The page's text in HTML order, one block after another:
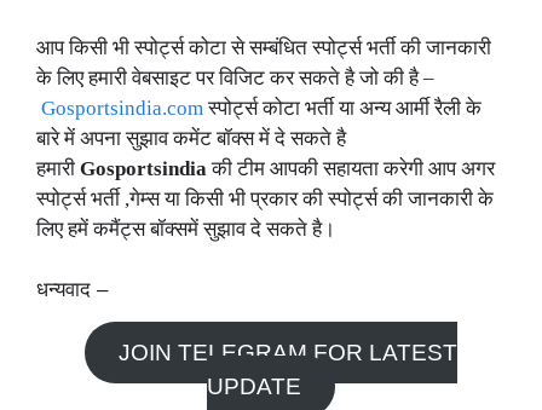
आप किसी भी स्पोर्ट्स कोटा से सम्बंधित स्पोर्ट्स भर्ती की जानकारी
के लिए हमारी वेबसाइट पर विजिट कर सकते है जो की है –
Gosportsindia.com स्पोर्ट्स कोटा भर्ती या अन्य आर्मी रैली के
बारे में अपना सुझाव कमेंट बॉक्स में दे सकते है
हमारी Gosportsindia की टीम आपकी सहायता करेगी आप अगर
स्पोर्ट्स भर्ती ,गेम्स या किसी भी प्रकार की स्पोर्ट्स की जानकारी के
लिए हमें कमैंट्स बॉक्समें सुझाव दे सकते है।
धन्यवाद –
JOIN TELEGRAM FOR LATEST
UPDATE